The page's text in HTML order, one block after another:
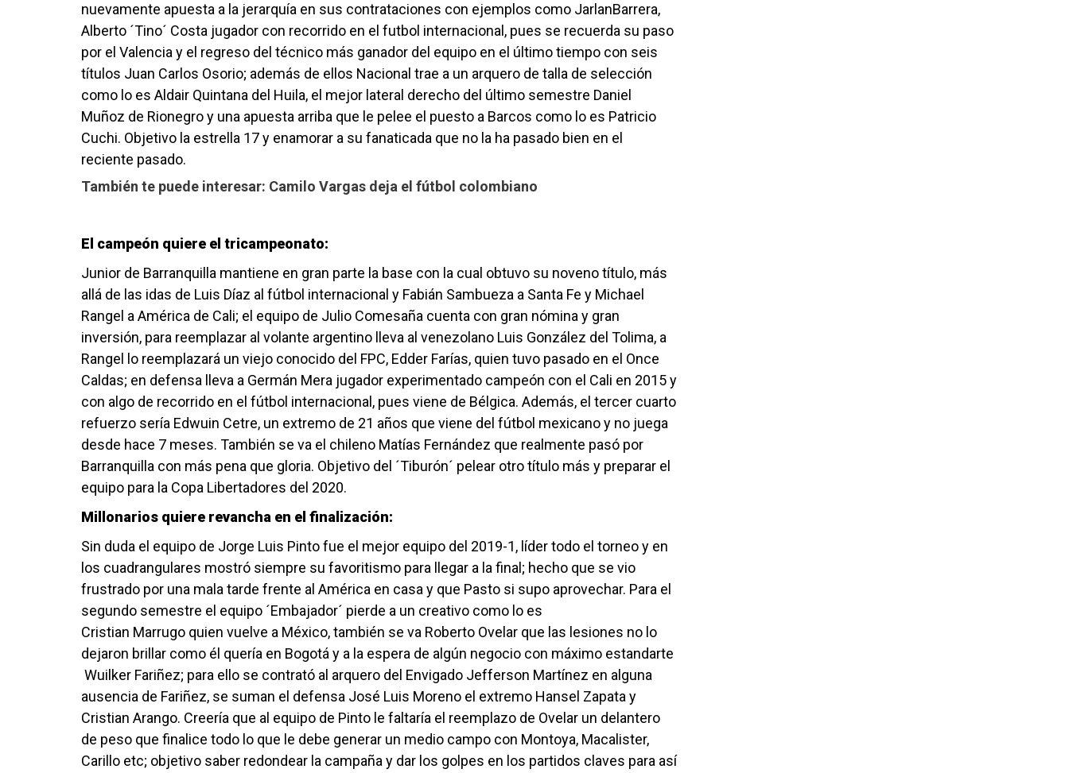
nuevamente apuesta a la jerarquía en sus contrataciones con ejemplos como JarlanBarrera,
Alberto ´Tino´ Costa jugador con recorrido en el futbol internacional, pues se recuerda su paso
por el Valencia y el regreso del técnico más ganador del equipo en el último tiempo con seis
títulos Juan Carlos Osorio; además de ellos Nacional trae a un arquero de talla de selección
como lo es Aldair Quintana del Huila, el mejor lateral derecho del último semestre Daniel
Muñoz de Rionegro y una apuesta arriba que le pelee el puesto a Barcos como lo es Patricio
Cuchi. Objetivo la estrella 17 y enamorar a su fanaticada que no la ha pasado bien en el
reciente pasado.
También te puede interesar: Camilo Vargas deja el fútbol colombiano
El campeón quiere el tricampeonato:
Junior de Barranquilla mantiene en gran parte la base con la cual obtuvo su noveno título, más
allá de las idas de Luis Díaz al fútbol internacional y Fabián Sambueza a Santa Fe y Michael
Rangel a América de Cali; el equipo de Julio Comesaña cuenta con gran nómina y gran
inversión, para reemplazar al volante argentino lleva al venezolano Luis González del Tolima, a
Rangel lo reemplazará un viejo conocido del FPC, Edder Farías, quien tuvo pasado en el Once
Caldas; en defensa lleva a Germán Mera jugador experimentado campeón con el Cali en 2015 y
con algo de recorrido en el fútbol internacional, pues viene de Bélgica. Además, el tercer cuarto
refuerzo sería Edwuin Cetre, un extremo de 21 años que viene del fútbol mexicano y no juega
desde hace 7 meses. También se va el chileno Matías Fernández que realmente pasó por
Barranquilla con más pena que gloria. Objetivo del ´Tiburón´ pelear otro título más y preparar el
equipo para la Copa Libertadores del 2020.
Millonarios quiere revancha en el finalización:
Sin duda el equipo de Jorge Luis Pinto fue el mejor equipo del 2019-1, líder todo el torneo y en
los cuadrangulares mostró siempre su favoritismo para llegar a la final; hecho que se vio
frustrado por una mala tarde frente al América en casa y que Pasto si supo aprovechar. Para el
segundo semestre el equipo ´Embajador´ pierde a un creativo como lo es
Cristian Marrugo quien vuelve a México, también se va Roberto Ovelar que las lesiones no lo
dejaron brillar como él quería en Bogotá y a la espera de algún negocio con máximo estandarte
Wuilker Fariñez; para ello se contrató al arquero del Envigado Jefferson Martínez en alguna
ausencia de Fariñez, se suman el defensa José Luis Moreno el extremo Hansel Zapata y
Cristian Arango. Creería que al equipo de Pinto le faltaría el reemplazo de Ovelar un delantero
de peso que finalice todo lo que le debe generar un medio campo con Montoya, Macalister,
Carillo etc; objetivo saber redondear la campaña y dar los golpes en los partidos claves para así